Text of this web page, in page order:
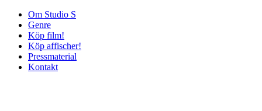
Om Studio S
Genre
Köp film!
Köp affischer!
Pressmaterial
Kontakt